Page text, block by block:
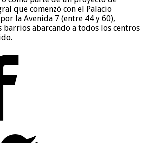
que comenzó con el Palacio
la Avenida 7 (entre 44 y 60),
abarcando a todos los centros